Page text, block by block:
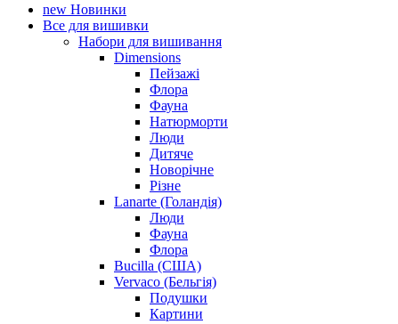
new Новинки
Все для вишивки
Набори для вишивання
Dimensions
Пейзажі
Флора
Фауна
Натюрморти
Люди
Дитяче
Новорічне
Різне
Lanarte (Голандія)
Люди
Фауна
Флора
Bucilla (США)
Vervaco (Бельгія)
Подушки
Картини